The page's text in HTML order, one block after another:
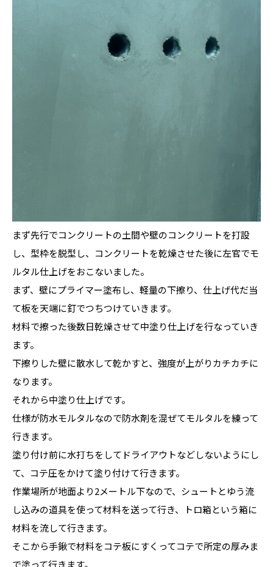
まず先行でコンクリートの土間や壁のコンクリートを打設
し、型枠を脱型し、コンクリートを乾燥させた後に左官でモ
ルタル仕上げをおこないました。
まず、壁にプライマー塗布し、軽量の下擦り、仕上げ代だ当
て板を天端に釘でつちつけていきます。
材料で擦った後数日乾燥させて中塗り仕上げを行なっていき
ます。
下擦りした壁に散水して乾かすと、強度が上がりカチカチに
なります。
それから中塗り仕上げです。
仕様が防水モルタルなので防水剤を混ぜてモルタルを練って
行きます。
塗り付け前に水打ちをしてドライアウトなどしないようにし
て、コテ圧をかけて塗り付けて行きます。
作業場所が地面より2メートル下なので、シュートとゆう流
し込みの道具を使って材料を送って行き、トロ箱という箱に
材料を流して行きます。
そこから手鍬で材料をコテ板にすくってコテで所定の厚みま
で塗って行きます。